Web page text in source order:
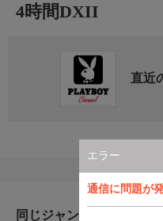
エラー
通信に問題が
4時間DXII
直近
同じジャンルのおすすめ